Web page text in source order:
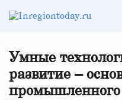
Умные
развитие –
промышленного